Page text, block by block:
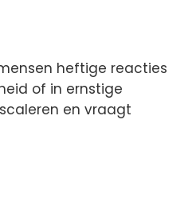
heftige reacties
of in ernstige
en vraagt